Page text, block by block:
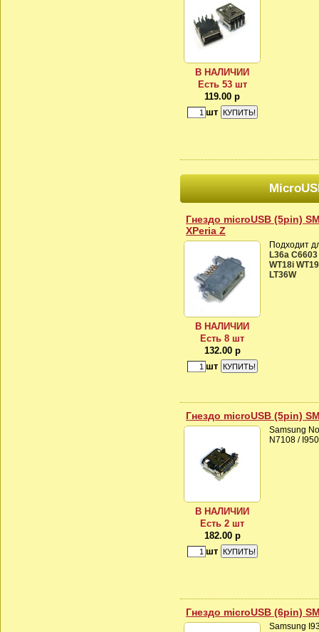
В НАЛИЧИИ
Есть 53 шт
119.00 р
шт
Гнездо microUSB (5pin)
XPeria Z
В НАЛИЧИИ
Есть 8 шт
132.00 р
шт
Подходит
L36a
WT18i
LT36W
Гнездо microUSB (5pin)
В НАЛИЧИИ
Есть 2 шт
182.00 р
шт
Samsung
N7108 /
Гнездо microUSB (6pin)
Samsung